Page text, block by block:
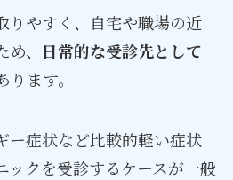
りやすく、自宅や職場の近
、
日常的な受診先として
ります。
ー症状など比較的軽い症状
ックを受診するケースが一般